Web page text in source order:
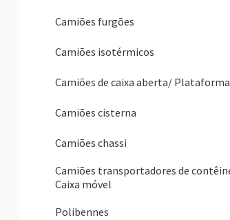
Camiões furgões
Camiões isotérmicos
Camiões de caixa aberta/ Plataforma
Camiões cisterna
Camiões chassi
Camiões transportadores de
Caixa móvel
Polibennes